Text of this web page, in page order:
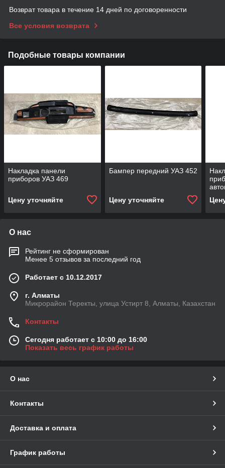
Возврат товара в течение 14 дней по договоренности
Все условия возврата
Подобные товары компании
Накладка панели
приборов УАЗ 469
Цену уточняйте
Бампер передний УАЗ 452
Цену уточняйте
О нас
Рейтинг не сформирован
Менее 5 отзывов за последний год
Работает с 10.12.2017
г. Алматы
Микрорайон Теректы, улица Устирт 8, Алматы, Казахстан
Контакты
Сегодня работает с 10:00 до 16:00
Показать весь график работы
О нас
Контакты
Доставка и оплата
График работы